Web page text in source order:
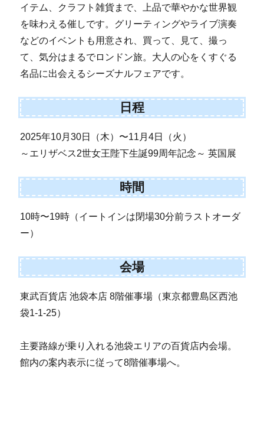
イテム、クラフト雑貨まで、上品で華やかな世界観
を味わえる催しです。グリーティングやライブ演奏
などのイベントも用意され、買って、見て、撮っ
て、気分はまるでロンドン旅。大人の心をくすぐる
名品に出会えるシーズナルフェアです。
日程
2025年10月30日（木）〜11月4日（火）
～エリザベス2世女王陛下生誕99周年記念～ 英国展
時間
10時〜19時（イートインは閉場30分前ラストオーダ
ー）
会場
東武百貨店 池袋本店 8階催事場（東京都豊島区西池
袋1-1-25）
主要路線が乗り入れる池袋エリアの百貨店内会場。
館内の案内表示に従って8階催事場へ。